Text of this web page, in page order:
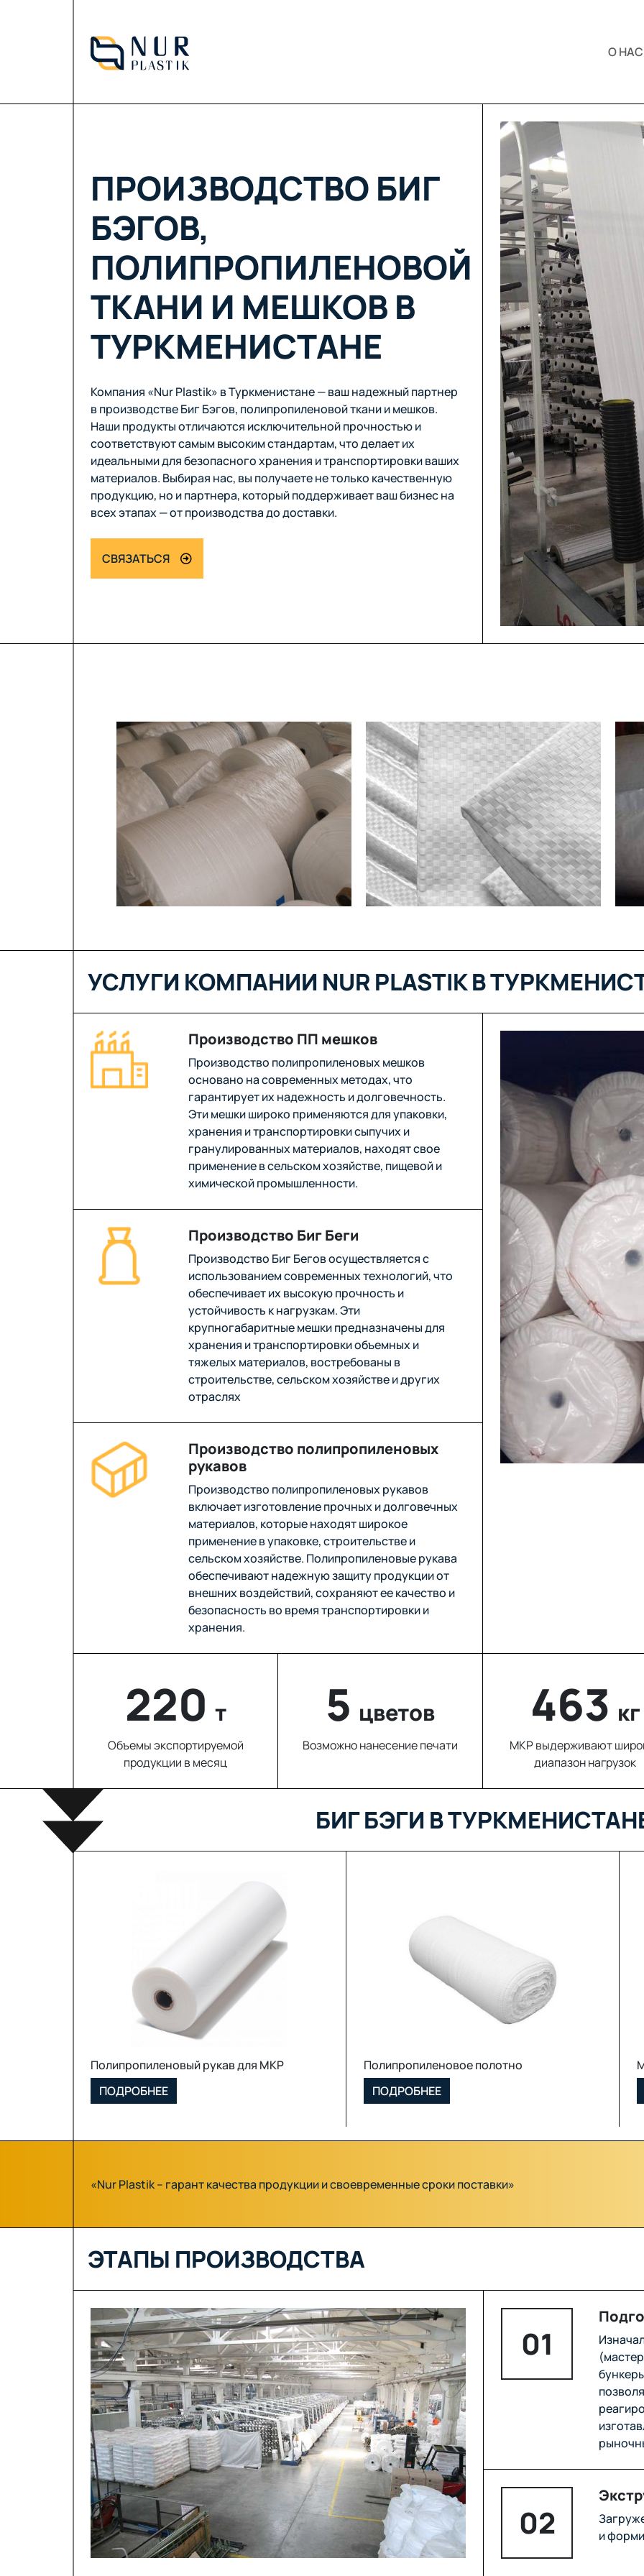
О НАС
ПРОИЗВОДСТВО БИГ
БЭГОВ,
ПОЛИПРОПИЛЕНОВОЙ
ТКАНИ И МЕШКОВ В
ТУРКМЕНИСТАНЕ
Компания «Nur Plastik» в Туркменистане — ваш надежный партнер
в производстве Биг Бэгов, полипропиленовой ткани и мешков.
Наши продукты отличаются исключительной прочностью и
соответствуют самым высоким стандартам, что делает их
идеальными для безопасного хранения и транспортировки ваших
материалов. Выбирая нас, вы получаете не только качественную
продукцию, но и партнера, который поддерживает ваш бизнес на
всех этапах — от производства до доставки.
СВЯЗАТЬСЯ
УСЛУГИ КОМПАНИИ NUR PLASTIK В
Производство ПП мешков
Производство полипропиленовых мешков
основано на современных методах, что
гарантирует их надежность и долговечность.
Эти мешки широко применяются для упаковки,
хранения и транспортировки сыпучих и
гранулированных материалов, находят свое
применение в сельском хозяйстве, пищевой и
химической промышленности.
Производство Биг Беги
Производство Биг Бегов осуществляется с
использованием современных технологий, что
обеспечивает их высокую прочность и
устойчивость к нагрузкам. Эти
крупногабаритные мешки предназначены для
хранения и транспортировки объемных и
тяжелых материалов, востребованы в
строительстве, сельском хозяйстве и других
отраслях
Производство полипропиленовых
рукавов
Производство полипропиленовых рукавов
включает изготовление прочных и долговечных
материалов, которые находят широкое
применение в упаковке, строительстве и
сельском хозяйстве. Полипропиленовые рукава
обеспечивают надежную защиту продукции от
внешних воздействий, сохраняют ее качество и
безопасность во время транспортировки и
хранения.
220 т
Объемы экспортируемой
продукции в месяц
5 цветов
Возможно нанесение печати
809 кг
МКР выдерживают
диапазон нагрузок
БИГ БЭГИ В
МКР (Биг Бэг)
ПОДРОБНЕЕ
МКР (Биг Бэг)
ПОДРОБНЕЕ
«Nur Plastik – гарант качества продукции и своевременные сроки поставки»
ЭТАПЫ ПРОИЗВОДСТВА
01
02
и